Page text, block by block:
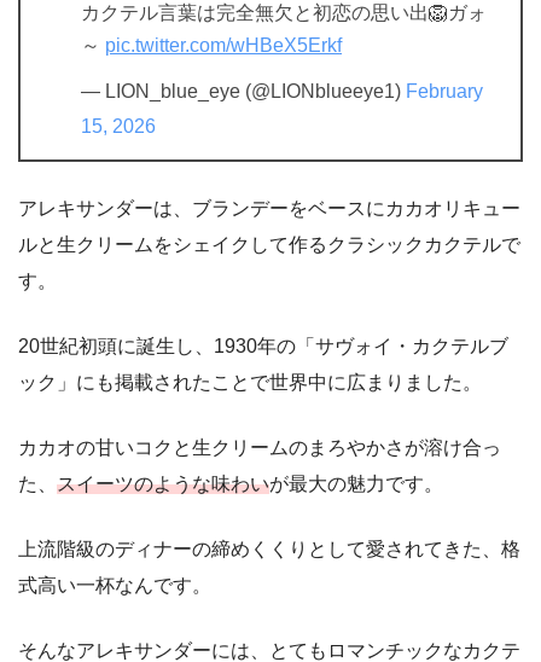
カクテル言葉は完全無欠と初恋の思い出🦁ガォ
～ pic.twitter.com/wHBeX5Erkf
— LION_blue_eye (@LIONblueeye1) February
15, 2026
アレキサンダーは、ブランデーをベースにカカオリキュー
ルと生クリームをシェイクして作るクラシックカクテルで
す。
20世紀初頭に誕生し、1930年の「サヴォイ・カクテルブ
ック」にも掲載されたことで世界中に広まりました。
カカオの甘いコクと生クリームのまろやかさが溶け合っ
た、 スイーツのような味わいが最大の魅力です。
上流階級のディナーの締めくくりとして愛されてきた、格
式高い一杯なんです。
そんなアレキサンダーには、とてもロマンチックなカクテ